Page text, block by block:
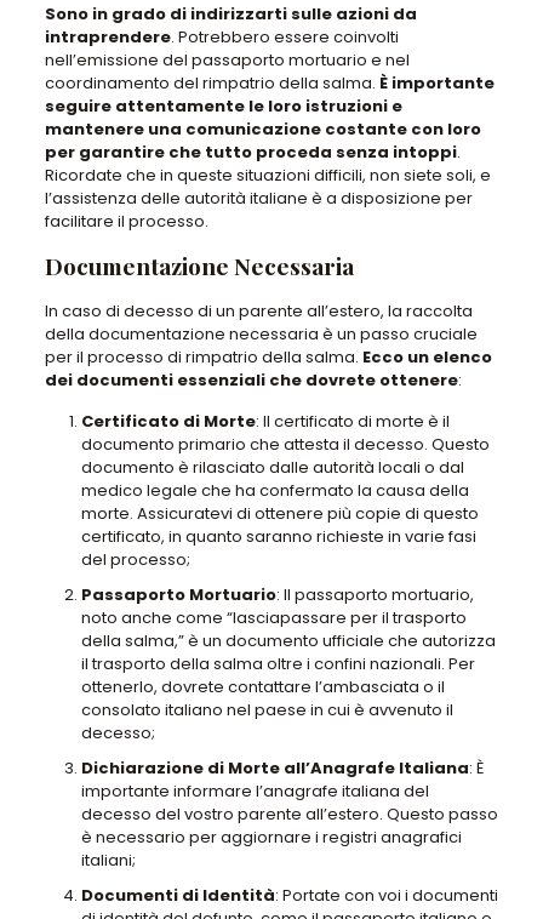
Sono in grado di indirizzarti sulle azioni da
intraprendere. Potrebbero essere coinvolti
nell’emissione del passaporto mortuario e nel
coordinamento del rimpatrio della salma. È importante
seguire attentamente le loro istruzioni e
mantenere una comunicazione costante con loro
per garantire che tutto proceda senza intoppi.
Ricordate che in queste situazioni difficili, non siete soli, e
l’assistenza delle autorità italiane è a disposizione per
facilitare il processo.
Documentazione Necessaria
In caso di decesso di un parente all’estero, la raccolta
della documentazione necessaria è un passo cruciale
per il processo di rimpatrio della salma. Ecco un elenco
dei documenti essenziali che dovrete ottenere:
Certificato di Morte: Il certificato di morte è il
documento primario che attesta il decesso. Questo
documento è rilasciato dalle autorità locali o dal
medico legale che ha confermato la causa della
morte. Assicuratevi di ottenere più copie di questo
certificato, in quanto saranno richieste in varie fasi
del processo;
Passaporto Mortuario: Il passaporto mortuario,
noto anche come “lasciapassare per il trasporto
della salma,” è un documento ufficiale che autorizza
il trasporto della salma oltre i confini nazionali. Per
ottenerlo, dovrete contattare l’ambasciata o il
consolato italiano nel paese in cui è avvenuto il
decesso;
Dichiarazione di Morte all’Anagrafe Italiana: È
importante informare l’anagrafe italiana del
decesso del vostro parente all’estero. Questo passo
è necessario per aggiornare i registri anagrafici
italiani;
Documenti di Identità: Portate con voi i documenti